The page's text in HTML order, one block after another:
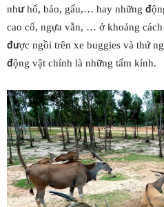
như hổ, báo, gấu,… hay những
cao cổ, ngựa vằn, … ở khoảng
được ngồi trên xe buggies và thứ
động vật chính là những tấm kính.